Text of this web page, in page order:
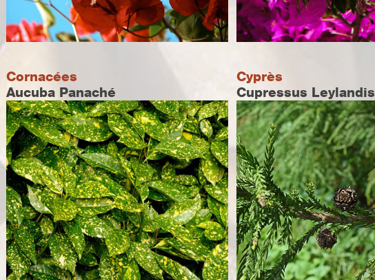
Cornacées
Aucuba Panaché
Cyprès
Cupressus Leylandis